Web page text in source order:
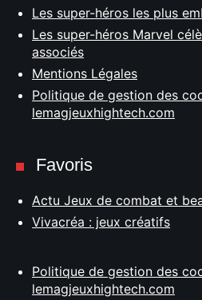
Les super-héros les plus
Les super-héros Marvel
associés
Mentions Légales
Politique de gestion des
lemagjeuxhightech.com
Favoris
Actu Jeux de combat et
Vivacréa : jeux créatifs
Politique de gestion des
lemagjeuxhightech.com